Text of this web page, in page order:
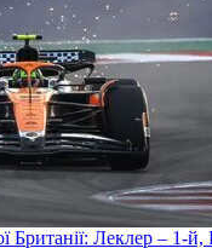
Британії: Леклер – 1-й,